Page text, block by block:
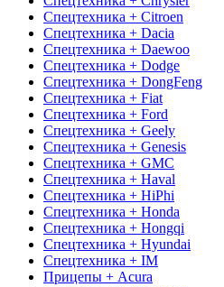
Спецтехника + Citroen
Спецтехника + Dacia
Спецтехника + Daewoo
Спецтехника + Dodge
Спецтехника + DongFeng
Спецтехника + Fiat
Спецтехника + Ford
Спецтехника + Geely
Спецтехника + Genesis
Спецтехника + GMC
Спецтехника + Haval
Спецтехника + HiPhi
Спецтехника + Honda
Спецтехника + Hongqi
Спецтехника + Hyundai
Спецтехника + IM
Прицепы + Acura